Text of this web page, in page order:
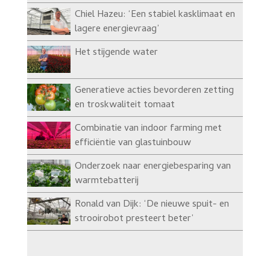
Chiel Hazeu: ‘Een stabiel kasklimaat en
lagere energievraag’
Het stijgende water
Generatieve acties bevorderen zetting
en troskwaliteit tomaat
Combinatie van indoor farming met
efficiëntie van glastuinbouw
Onderzoek naar energiebesparing van
warmtebatterij
Ronald van Dijk: ‘De nieuwe spuit- en
strooirobot presteert beter’